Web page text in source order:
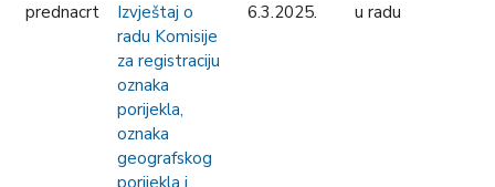
prednacrt
Izvještaj o
radu Komisije
za registraciju
oznaka
porijekla,
oznaka
geografskog
6.3.2025. u radu